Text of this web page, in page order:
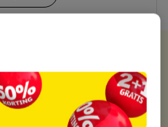
uur besteld, volgende dag in huis